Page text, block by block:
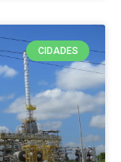
CIDADES